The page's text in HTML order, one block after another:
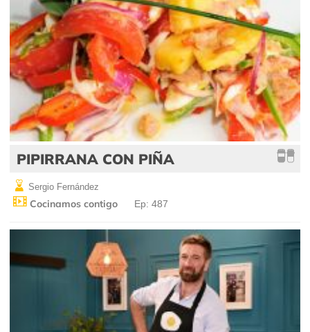
PIPIRRANA CON PIÑA
Sergio Fernández
Cocinamos contigo Ep: 487